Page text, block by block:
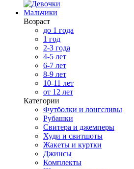
Мальчики
Возраст
до 1 года
1 год
2-3 года
4-5 лет
6-7 лет
8-9 лет
10-11 лет
от 12 лет
Категории
Футболки и лонгсливы
Рубашки
Свитера и джемперы
Худи и свитшоты
Жакеты и куртки
Джинсы
Комплекты